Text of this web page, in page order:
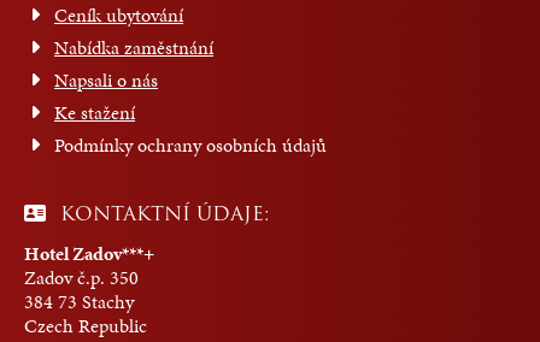
Ceník ubytování
Nabídka zaměstnání
Napsali o nás
Ke stažení
Podmínky ochrany osobních údajů
KONTAKTNÍ ÚDAJE:
Hotel Zadov***+
Zadov č.p. 350
384 73 Stachy
Czech Republic